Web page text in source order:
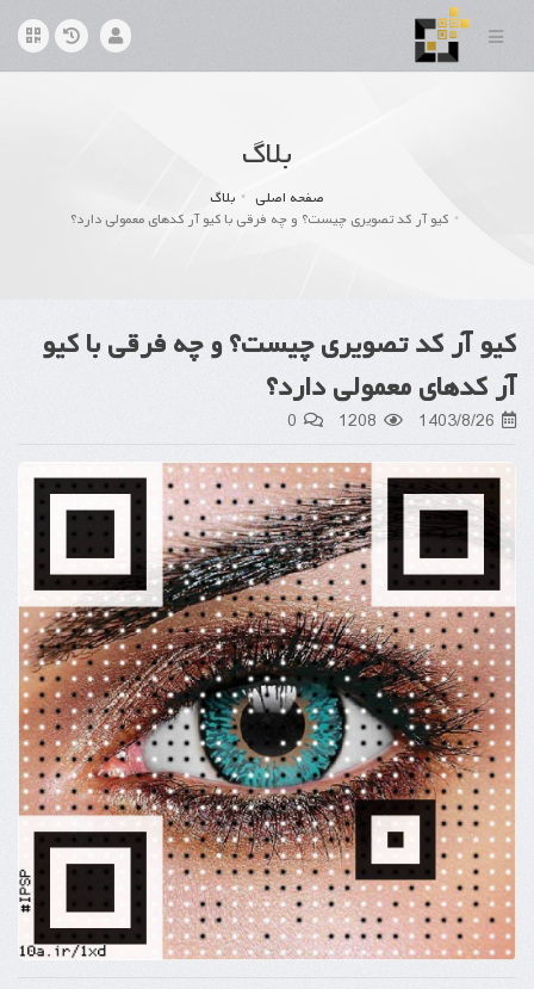
بلاگ
صفحه اصلی
بلاگ
کیو آر کد تصویری چیست؟ و چه فرقی با کیو آر کدهای معمولی دارد؟
کیو آر کد تصویری چیست؟ و چه فرقی با کیو
آر کدهای معمولی دارد؟
1403/8/26
1208
0